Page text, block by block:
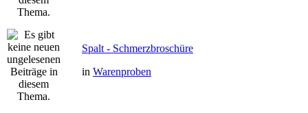
Spalt - Schmerzbroschüre
in Warenproben